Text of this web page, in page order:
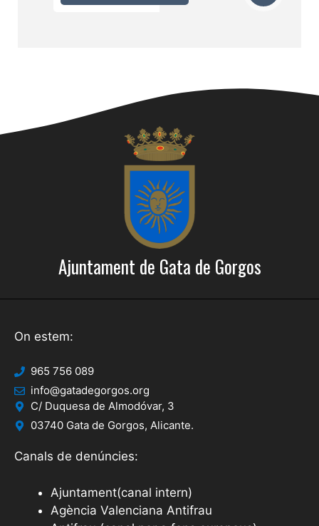
Ajuntament de Gata de Gorgos
On estem:
965 756 089
info@gatadegorgos.org
C/ Duquesa de Almodóvar, 3
03740 Gata de Gorgos, Alicante.
Canals de denúncies:
Ajuntament(canal intern)
Agència Valenciana Antifrau